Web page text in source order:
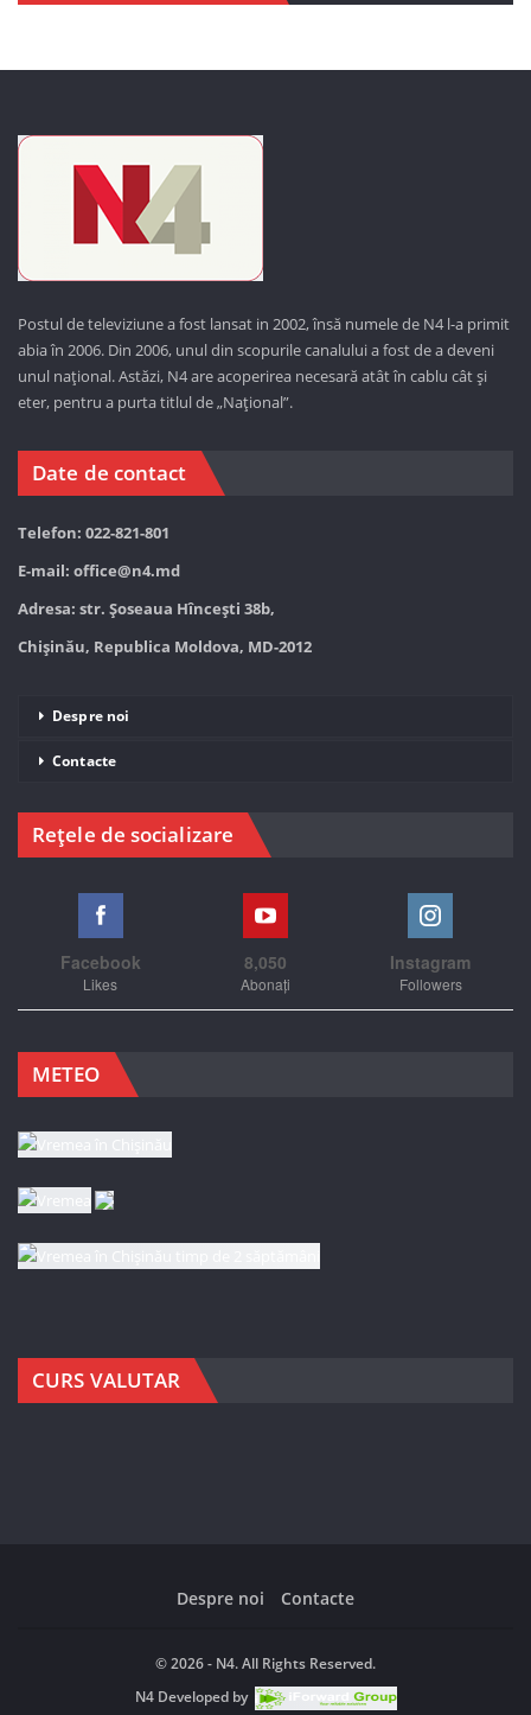
Postul de televiziune a fost lansat in 2002, însă numele de N4 l-a primit
abia în 2006. Din 2006, unul din scopurile canalului a fost de a deveni
unul național. Astăzi, N4 are acoperirea necesară atât în cablu cât și
eter, pentru a purta titlul de „Național”.
Date de contact
Telefon: 022-821-801
E-mail: office@n4.md
Adresa: str. Șoseaua Hînceşti 38b,
Chișinău, Republica Moldova, MD-2012
Despre noi
Contacte
Rețele de socializare
Facebook
Likes
8,050
Abonați
Instagram
Followers
METEO
CURS VALUTAR
Despre noi Contacte
© 2026 - N4. All Rights Reserved.
N4Developed by